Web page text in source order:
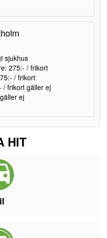
sjukhus
275:- / frikort
/ frikort
/ frikort gäller ej
ej
HIT